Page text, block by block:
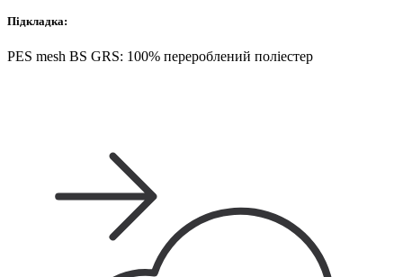
Підкладка:
PES mesh BS GRS: 100% перероблений поліестер